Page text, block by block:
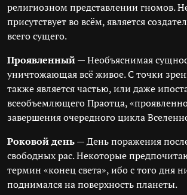
религиозном представлении гномов.
присутствует во всём, является
всего сущего.
Проявленный— Необъяснимая
уничтожающая всё живое. С точки
также является частью, или даже
всеобъемлющего Праотца,
завершения очередного цикла
Роковой день— День поражения
свободных рас. Некоторые
термин «конец света», ибо с того дня
поднимался на поверхность планеты.